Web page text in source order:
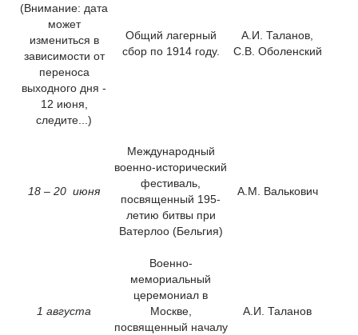
(Внимание: дата
может
измениться в
зависимости от
переноса
выходного дня -
12 июня,
следите...)
Общий лагерный
сбор по 1914 году.
А.И. Таланов,
С.В. Оболенский
18 – 20 июня
Международный
военно-исторический
фестиваль,
посвященный 195-
летию битвы при
Ватерлоо (Бельгия)
А.М. Валькович
1 августа
Военно-
мемориальный
церемониал в
Москве,
посвященный началу
А.И. Таланов